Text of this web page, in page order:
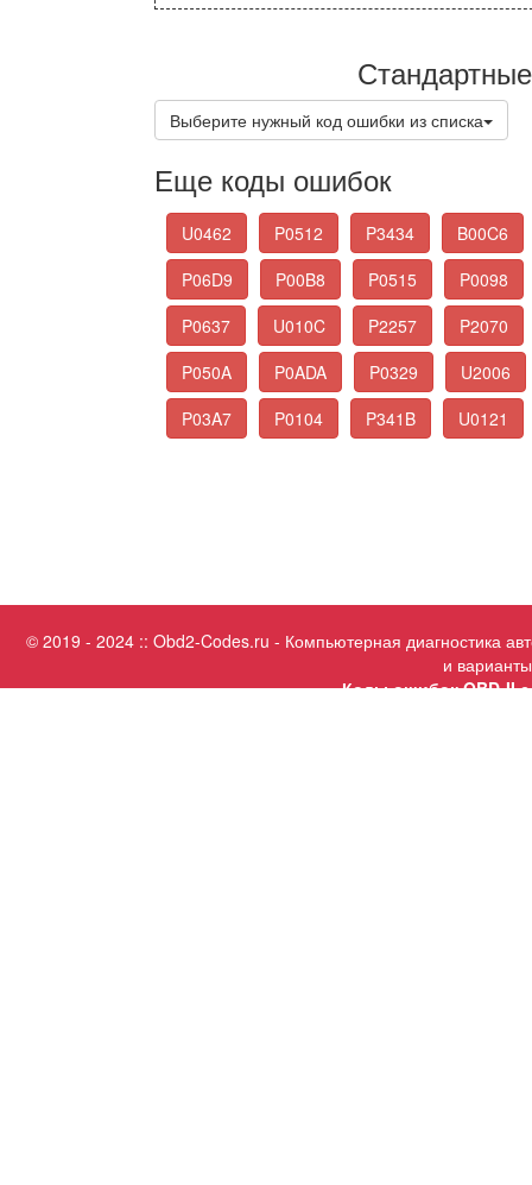
Выберите нужный код ошибки из списка
Еще коды ошибок
U0462 P0512 P3434
B00C6
P06D9
P00B8 P0515
P0098
P0637
U010C P2257
P2070
P050A
P0ADA P0329
U2006
P03A7
P0104 P341B U0121
© 2019 - 2024 :: Obd2-Codes.ru - Компьютерная диагностика
и
Коды ошибок OBD-II